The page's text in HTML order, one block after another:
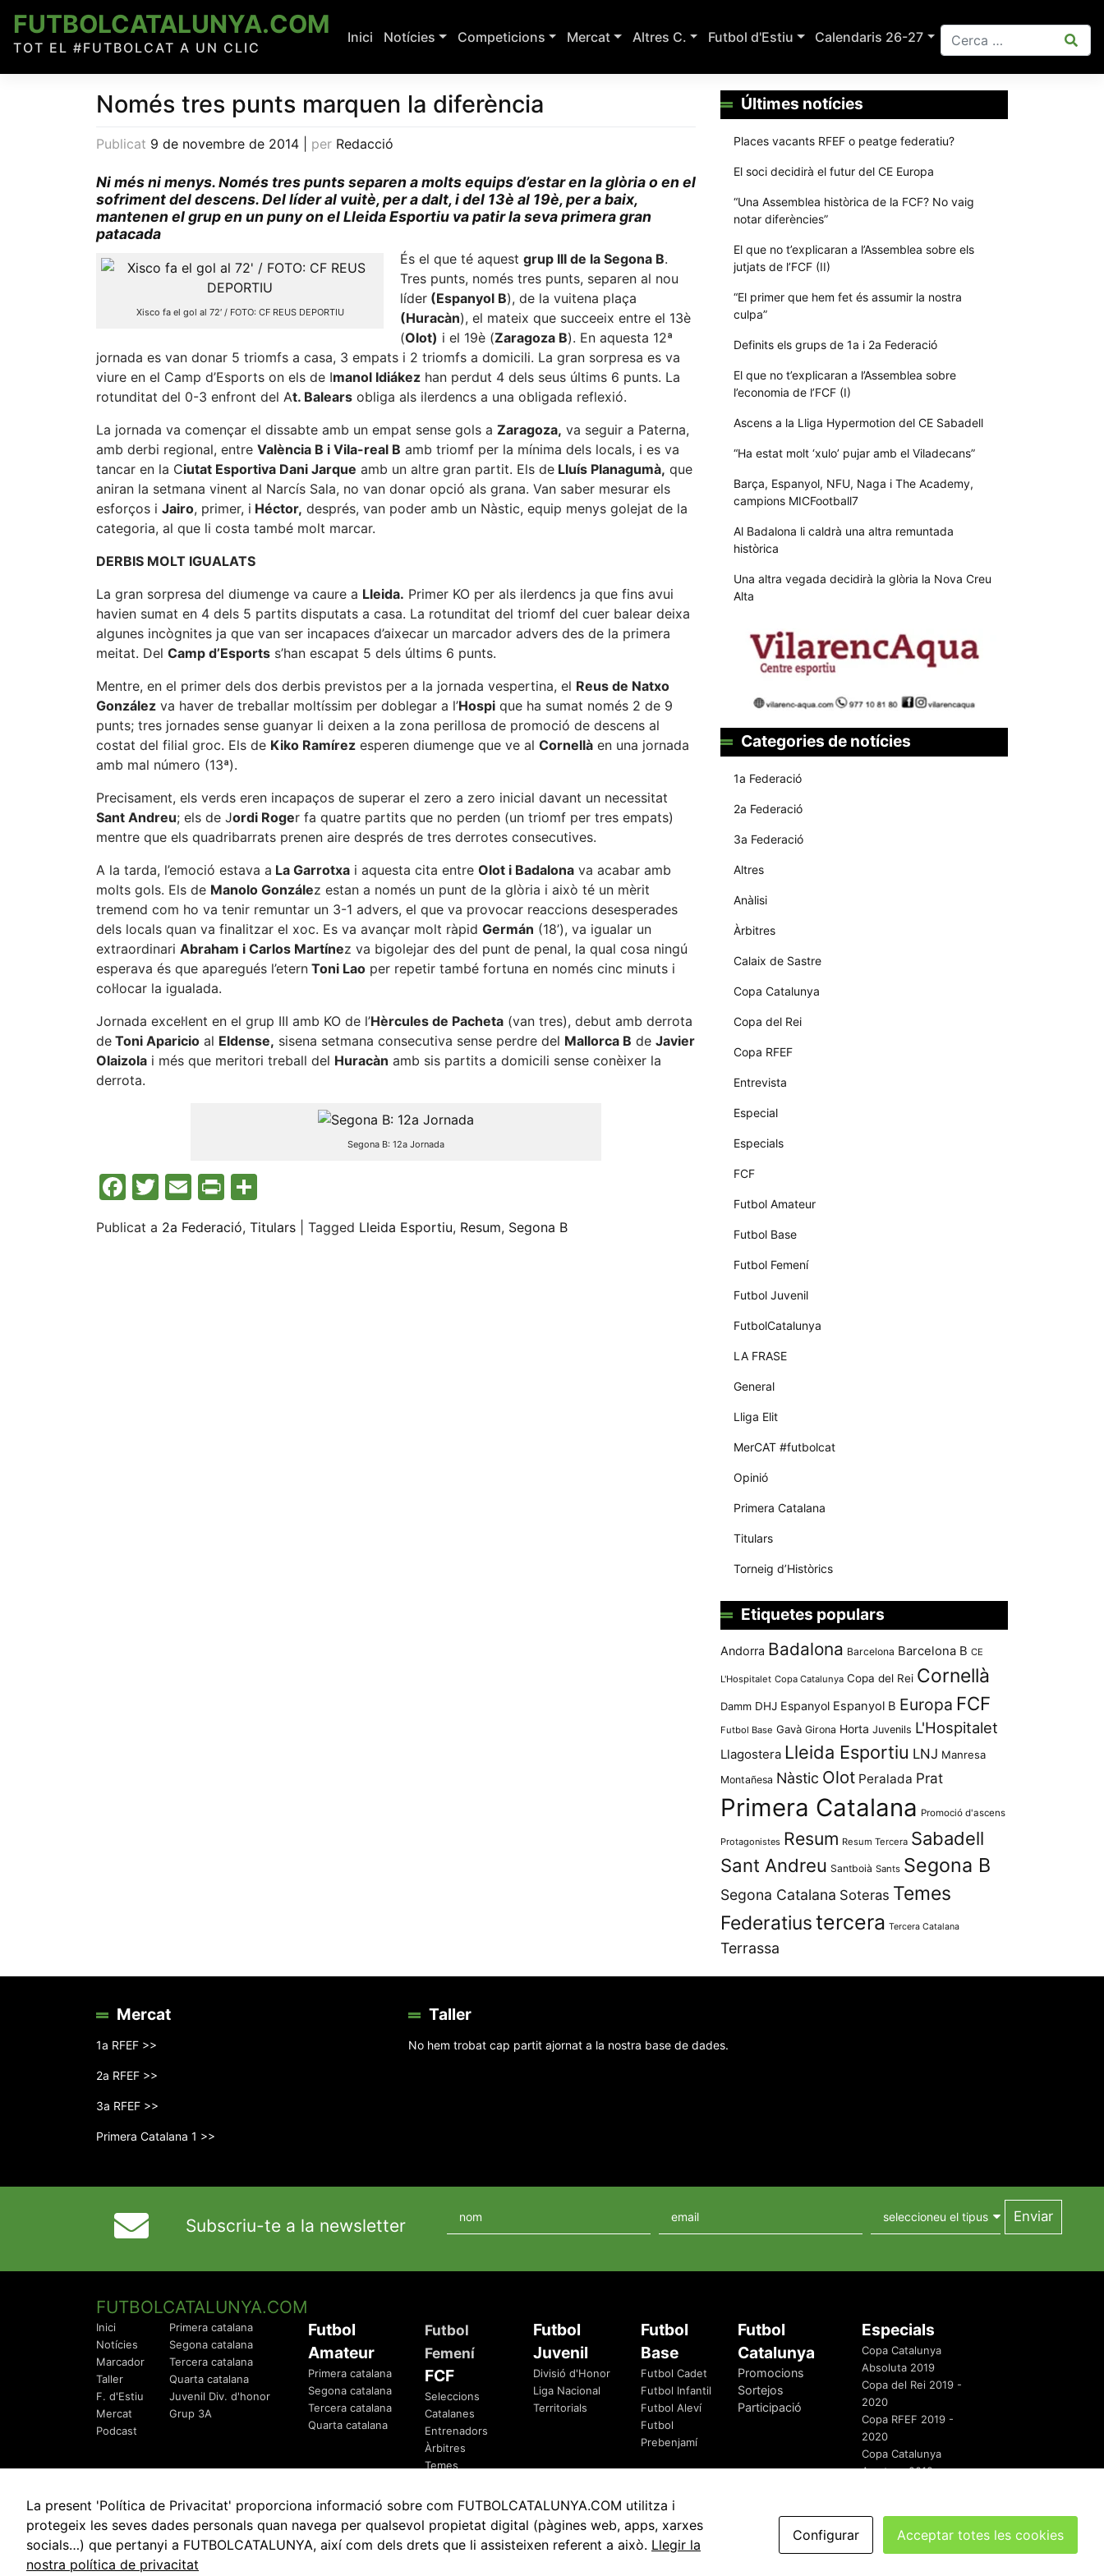
content
FUTBOLCATALUNYA.COM
TOT EL #FUTBOLCAT A UN CLIC
Inici Notícies Competicions Mercat Altres C. Futbol d'Estiu Calendaris 26-27
Només tres punts marquen la diferència
Publicat 9 de novembre de 2014 per Redacció
Ni més ni menys. Només tres punts separen a molts equips d’estar en la glòria o en el
sofriment del descens. Del líder al vuitè, per a dalt, i del 13è al 19è, per a baix,
mantenen el grup en un puny on el Lleida Esportiu va patir la seva primera gran
patacada
Xisco fa el gol al 72′ / FOTO: CF REUS DEPORTIU
És el que té aquest grup III de la Segona B.
Tres punts, només tres punts, separen al nou
líder (Espanyol B), de la vuitena plaça
(Huracàn), el mateix que succeeix entre el 13è
(Olot) i el 19è (Zaragoza B). En aquesta 12ª
jornada es van donar 5 triomfs a casa, 3 empats i 2 triomfs a domicili. La gran sorpresa es va
viure en el Camp d’Esports on els de Imanol Idiákez han perdut 4 dels seus últims 6 punts. La
rotunditat del 0-3 enfront del At. Balears obliga als ilerdencs a una obligada reflexió.
La jornada va començar el dissabte amb un empat sense gols a Zaragoza, va seguir a Paterna,
amb derbi regional, entre València B i Vila-real B amb triomf per la mínima dels locals, i es va
tancar en la Ciutat Esportiva Dani Jarque amb un altre gran partit. Els de Lluís Planagumà, que
aniran la setmana vinent al Narcís Sala, no van donar opció als grana. Van saber mesurar els
esforços i Jairo, primer, i Héctor, després, van poder amb un Nàstic, equip menys golejat de la
categoria, al que li costa també molt marcar.
DERBIS MOLT IGUALATS
La gran sorpresa del diumenge va caure a Lleida. Primer KO per als ilerdencs ja que fins avui
havien sumat en 4 dels 5 partits disputats a casa. La rotunditat del triomf del cuer balear deixa
algunes incògnites ja que van ser incapaces d’aixecar un marcador advers des de la primera
meitat. Del Camp d’Esports s’han escapat 5 dels últims 6 punts.
Mentre, en el primer dels dos derbis previstos per a la jornada vespertina, el Reus de Natxo
González va haver de treballar moltíssim per doblegar a l’Hospi que ha sumat només 2 de 9
punts; tres jornades sense guanyar li deixen a la zona perillosa de promoció de descens al
costat del filial groc. Els de Kiko Ramírez esperen diumenge que ve al Cornellà en una jornada
amb mal número (13ª).
Precisament, els verds eren incapaços de superar el zero a zero inicial davant un necessitat
Sant Andreu; els de Jordi Roger fa quatre partits que no perden (un triomf per tres empats)
mentre que els quadribarrats prenen aire després de tres derrotes consecutives.
A la tarda, l’emoció estava a La Garrotxa i aquesta cita entre Olot i Badalona va acabar amb
molts gols. Els de Manolo González estan a només un punt de la glòria i això té un mèrit
tremend com ho va tenir remuntar un 3-1 advers, el que va provocar reaccions desesperades
dels locals quan va finalitzar el xoc. Es va avançar molt ràpid Germán (18’), va igualar un
extraordinari Abraham i Carlos Martínez va bigolejar des del punt de penal, la qual cosa ningú
esperava és que aparegués l’etern Toni Lao per repetir també fortuna en només cinc minuts i
col·locar la igualada.
Jornada excel·lent en el grup III amb KO de l’Hèrcules de Pacheta (van tres), debut amb derrota
de Toni Aparicio al Eldense, sisena setmana consecutiva sense perdre del Mallorca B de Javier
Olaizola i més que meritori treball del Huracàn amb sis partits a domicili sense conèixer la
derrota.
Segona B: 12a Jornada
Facebook
Twitter
Email
Print
Publicat a 2a Federació, Titulars Tagged Lleida Esportiu, Resum, Segona B
Últimes notícies
Places vacants RFEF o peatge federatiu?
El soci decidirà el futur del CE Europa
“Una Assemblea històrica de la FCF? No vaig
notar diferències”
El que no t’explicaran a l’Assemblea sobre els
jutjats de l’FCF (II)
“El primer que hem fet és assumir la nostra
culpa”
Definits els grups de 1a i 2a Federació
El que no t’explicaran a l’Assemblea sobre
l’economia de l’FCF (I)
Ascens a la Lliga Hypermotion del CE Sabadell
“Ha estat molt ‘xulo’ pujar amb el Viladecans”
Barça, Espanyol, NFU, Naga i The Academy,
campions MICFootball7
Al Badalona li caldrà una altra remuntada
històrica
Una altra vegada decidirà la glòria la Nova Creu
Alta
Categories de notícies
1a Federació
2a Federació
3a Federació
Altres
Anàlisi
Àrbitres
Calaix de Sastre
Copa Catalunya
Copa del Rei
Copa RFEF
Entrevista
Especial
Especials
FCF
Futbol Amateur
Futbol Base
Futbol Femení
Futbol Juvenil
FutbolCatalunya
LA FRASE
General
Lliga Elit
MerCAT #futbolcat
Opinió
Primera Catalana
Titulars
Torneig d’Històrics
Etiquetes populars
Andorra Badalona Barcelona Barcelona B CE
L'Hospitalet Copa Catalunya Copa del Rei Cornellà
Damm DHJ Espanyol Espanyol B Europa FCF
Futbol Base Gavà Girona Horta Juvenils L'Hospitalet
Llagostera Lleida Esportiu LNJ Manresa
Montañesa Nàstic Olot Peralada Prat
Primera Catalana Promoció d'ascens
Protagonistes Resum Resum Tercera Sabadell
Sant Andreu Santboià Sants Segona B
Segona Catalana Soteras Temes
Federatiustercera Tercera Catalana
Terrassa
Mercat
1a RFEF >>
2a RFEF >>
3a RFEF >>
Primera Catalana 1 >>
Taller
No hem trobat cap partit ajornat a la nostra base de dades.
Subscriu-te a la newsletter
FUTBOLCATALUNYA.COM
Inici
Notícies
Marcador
Taller
F. d'Estiu
Mercat
Podcast
Primera catalana
Segona catalana
Tercera catalana
Quarta catalana
Juvenil Div. d'honor
Grup 3A
Futbol
Amateur
Primera catalana
Segona catalana
Tercera catalana
Quarta catalana
Futbol
Femení
FCF
Seleccions
Catalanes
Entrenadors
Àrbitres
Temes
Futbol
Juvenil
Divisió d'Honor
Liga Nacional
Territorials
Futbol
Base
Futbol Cadet
Futbol Infantil
Futbol Aleví
Futbol
Prebenjamí
Futbol
Catalunya
Promocions
Sortejos
Participació
Especials
Copa Catalunya
Absoluta 2019
Copa del Rei 2019 -
2020
Copa RFEF 2019 -
2020
Copa Catalunya
Amateur 2019
© 2010 - 2026 FutbolCatalunya.com Avis Legal Política de Privacitat Política de Cookies redaccio@futbolcatalunya.com
La present 'Política de Privacitat' proporciona informació sobre com FUTBOLCATALUNYA.COM utilitza i
protegeix les seves dades personals quan navega per qualsevol propietat digital (pàgines web, apps, xarxes
socials…) que pertanyi a FUTBOLCATALUNYA, així com dels drets que li assisteixen referent a això. Llegir la
nostra política de privacitat
Configurar Acceptar totes les cookies
Necessàries
Aquestes
cookies no
són
necessàries
per al
funcionament
tècnic de la
web.
Estadístiques
Recopilem
dades
de manera
anònima d'ús
del lloc web
per a millorar la
funcionalitat i
la seva
estructura.
Experiència
d'usuari
Alguns